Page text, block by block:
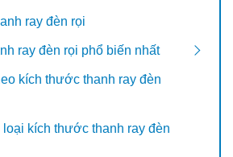
ray đèn rọi
ray đèn rọi phổ biến nhất
kích thước thanh ray đèn
loại kích thước thanh ray đèn